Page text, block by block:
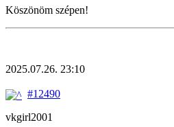
Köszönöm szépen!
2025.07.26. 23:10
#12490
vkgirl2001